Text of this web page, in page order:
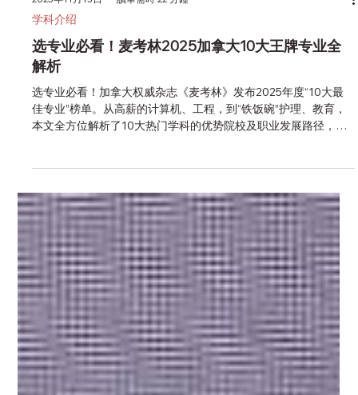
2025年11月13日 讀畢需時 22 分鐘
学科介绍
选专业必看！麦考林2025加拿大10大王牌专业全
解析
选专业必看！加拿大权威杂志《麦考林》发布2025年度“10大最
佳专业”榜单。从高薪的计算机、工程，到“铁饭碗”护理、教育，
本文全方位解析了10大热门学科的优势院校及职业发展路径，涵
盖健康科学、心理学、商科、经济学等领域，为您提供最权威的
选校参考指南。